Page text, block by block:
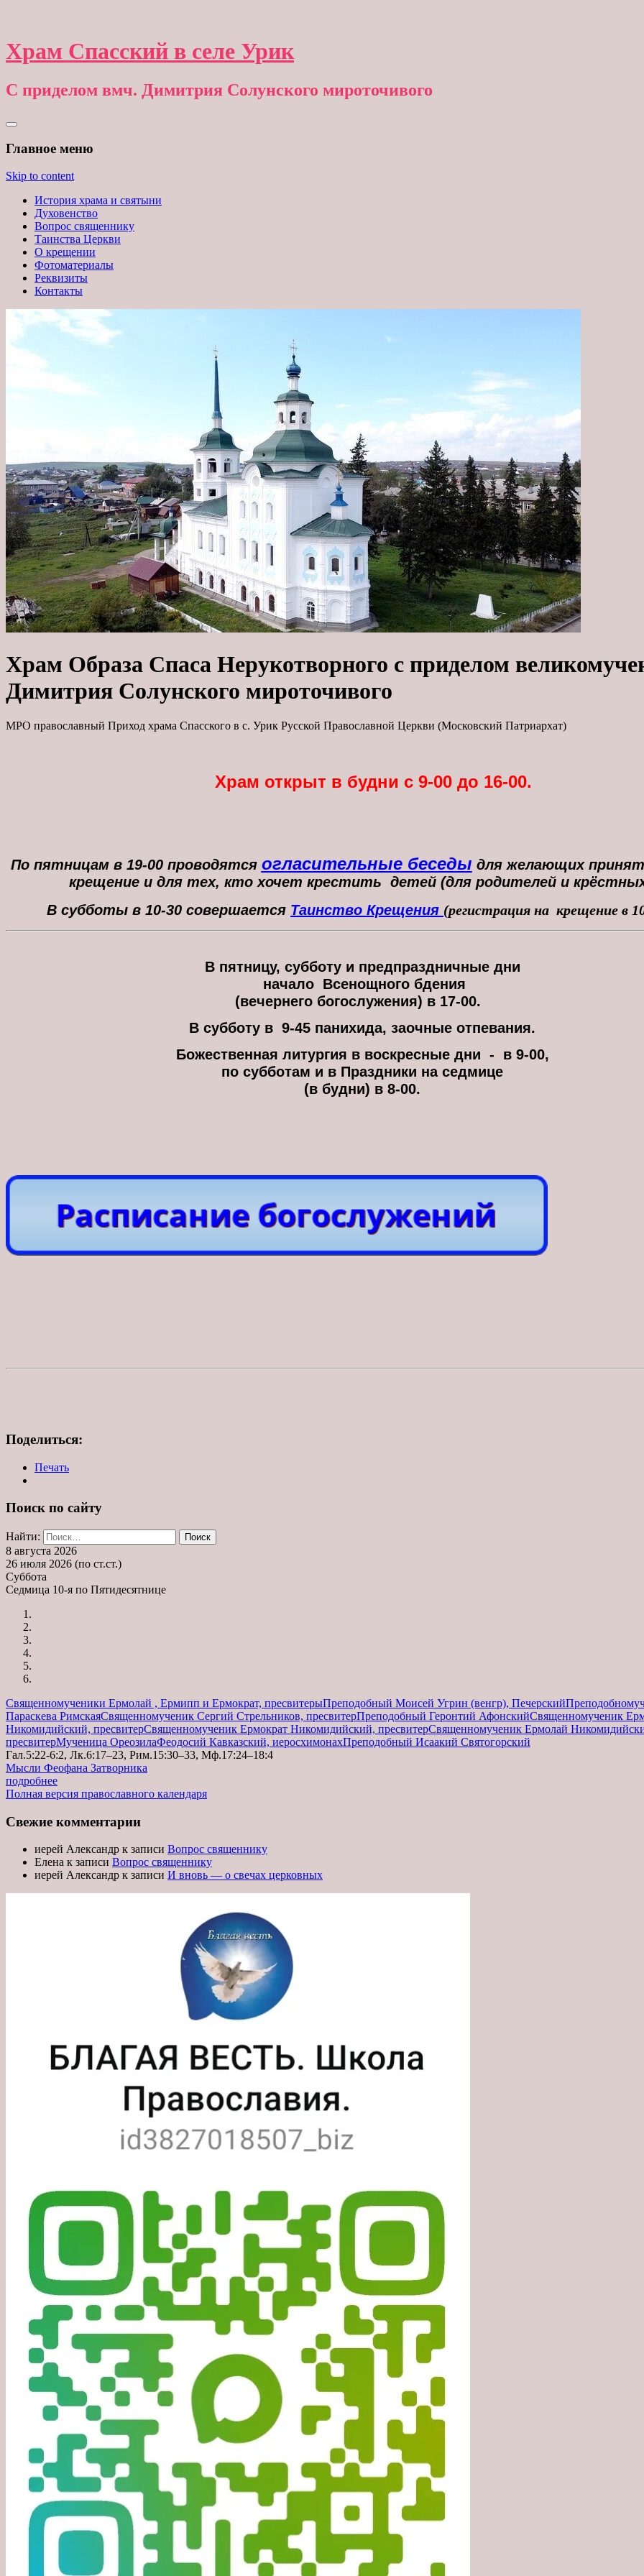
Храм Спасский в селе Урик
С приделом вмч. Димитрия Солунского мироточивого
Главное меню
Skip to content
История храма и святыни
Духовенство
Вопрос священнику
Таинства Церкви
О крещении
Фотоматериалы
Реквизиты
Контакты
Храм Образа Спаса Нерукотворного с приделом
Димитрия Солунского мироточивого
МРО православный Приход храма Спасского в с. Урик Русской Православной Церкви (Московский Патриархат)
Храм открыт в будни с 9-00 до 16-00.
По пятницам в 19-00 проводятся огласительные беседы для желающих
крещение и для тех, кто хочет крестить детей (для родителей и
В субботы в 10-30 совершается Таинство Крещения (регистрация на крещение в
В пятницу, субботу и предпраздничные дни
начало  Всенощного бдения
(вечернего богослужения) в 17-00.
В субботу в  9-45 панихида, заочные отпевания.
Божественная литургия в воскресные дни  -  в 9-00,
по субботам и в Праздники на седмице
(в будни) в 8-00.
Поделиться:
Печать
Поиск по сайту
Найти:
8 августа 2026
26 июля 2026 (по ст.ст.)
Суббота
Седмица 10-я по Пятидесятнице
Священномученики Ермолай , Ермипп и Ермократ, пресвитерыПреподобный Моисей Угрин (венгр), Печерский
Параскева РимскаяСвященномученик Сергий Стрельников, пресвитерПреподобный Геронтий АфонскийСвященномученик
Никомидийский, пресвитерСвященномученик Ермократ Никомидийский, пресвитерСвященномученик Ермолай
пресвитерМученица ОреозилаФеодосий Кавказский, иеросхимонахПреподобный Исаакий Святогорский
Гал.5:22-6:2, Лк.6:17–23, Рим.15:30–33, Мф.17:24–18:4
Мысли Феофана Затворника
подробнее
Полная версия православного календаря
Свежие комментарии
иерей Александр к записи Вопрос священнику
Елена к записи Вопрос священнику
иерей Александр к записи И вновь — о свечах церковных